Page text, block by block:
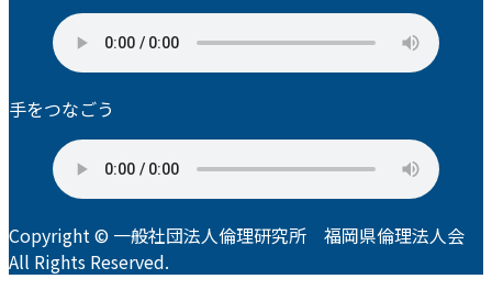
手をつなごう
Copyright © 一般社団法人倫理研究所 福岡県倫理法人会
All Rights Reserved.